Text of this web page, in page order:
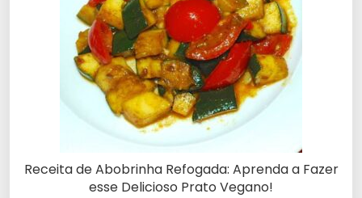
Receita de Abobrinha Refogada: Aprenda a Fazer
esse Delicioso Prato Vegano!